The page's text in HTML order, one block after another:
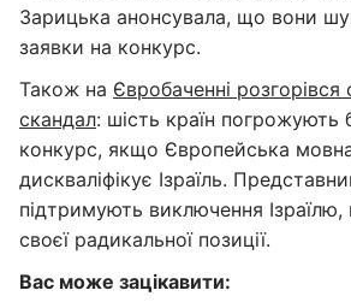
Зарицька анонсувала, що вони
заявки на конкурс.
Також на Євробаченні розгорівся
скандал: шість країн погрожують
конкурс, якщо Європейська
дискваліфікує Ізраїль.
підтримують виключення
своєї радикальної позиції.
Вас може зацікавити: